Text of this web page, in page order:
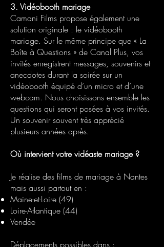
3. Vidéobooth mariage
Camani Films propose également une
solution originale : le vidéobooth
mariage. Sur le même principe que « La
Boîte à Questions » de Canal Plus, vos
invités enregistrent messages, souvenirs et
anecdotes durant la soirée sur un
vidéobooth équipé d’un micro et d’une
webcam. Nous choisissons ensemble les
questions qui seront posées à vos invités.
Un souvenir souvent très apprécié
plusieurs années après.
Où intervient votre vidéaste mariage ?
Je réalise des films de mariage à Nantes
mais aussi partout en :
Maine-et-Loire (49)
Loire-Atlantique (44)
Vendée
Déplacements possibles dans :